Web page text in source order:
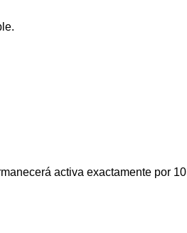
activa exactamente por